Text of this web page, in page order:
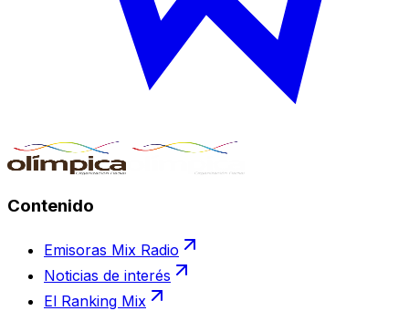
Contenido
Emisoras Mix Radio
Noticias de interés
El Ranking Mix